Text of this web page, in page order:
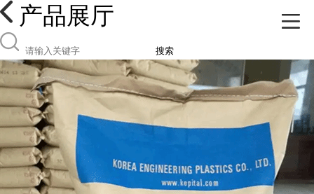
产品展厅
搜索